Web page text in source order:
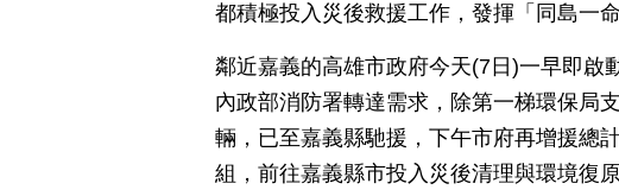
都積極投入災後救援工作，發揮「同島一命
鄰近嘉義的高雄市政府今天(7日)一早即啟
內政部消防署轉達需求，除第一梯環保局
輛，已至嘉義縣馳援，下午市府再增援總
組，前往嘉義縣市投入災後清理與環境復